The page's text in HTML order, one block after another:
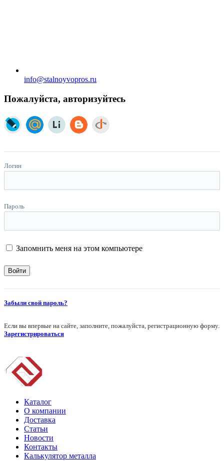
info@stalnoyvopros.ru
Пожалуйста, авторизуйтесь
Логин
Пароль
Запомнить меня на этом компьютере
Забыли свой пароль?
Если вы впервые на сайте, заполните, пожалуйста, регистрационную форму.
Зарегистрироваться
Каталог
О компании
Доставка
Статьи
Новости
Контакты
Калькулятор металла